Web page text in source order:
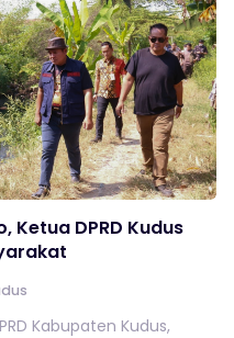
Ketua DPRD Kudus
Kabupaten Kudus,